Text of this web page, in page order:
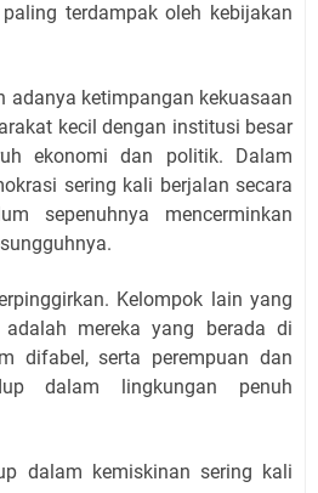
terdampak oleh kebijakan
adanya ketimpangan kekuasaan
kecil dengan institusi besar
ekonomi dan politik. Dalam
sering kali berjalan secara
sepenuhnya mencerminkan
Kelompok lain yang
mereka yang berada di
difabel, serta perempuan dan
dalam lingkungan penuh
dalam kemiskinan sering kali